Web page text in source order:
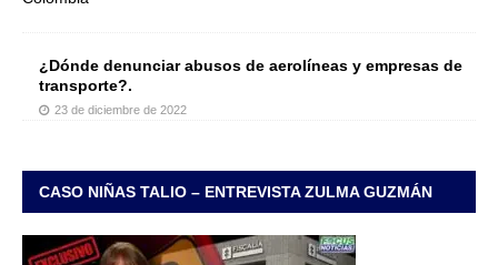
¿Dónde denunciar abusos de aerolíneas y empresas de
transporte?.
23 de diciembre de 2022
CASO NIÑAS TALIO – ENTREVISTA ZULMA GUZMÁN